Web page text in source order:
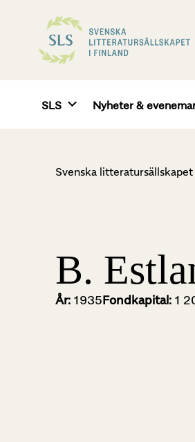
SLS Nyheter &
Svenska
B.
År: 1935Fondkapital: 1